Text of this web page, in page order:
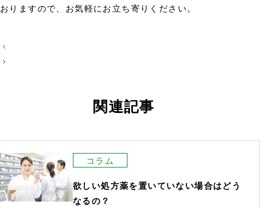
おりますので、お気軽にお立ち寄りください。
投
稿
シ
ョ
ン
関連記事
コラム
欲しい処方薬を置いていない場合はどう
なるの？